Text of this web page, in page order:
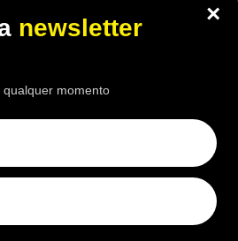
×
newsletter
momento